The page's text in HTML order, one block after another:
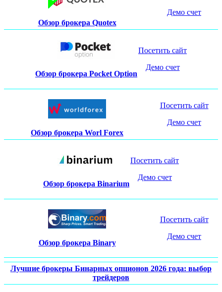
Обзор брокера Quotex
Демо счет
Обзор брокера Pocket Option
Посетить сайт
Демо счет
Обзор брокера Worl Forex
Посетить сайт
Демо счет
Обзор брокера Binarium
Посетить сайт
Демо счет
Обзор брокера Binary
Посетить сайт
Демо счет
Лучшие брокеры Бинарных опционов 2026 года: выбор
трейдеров